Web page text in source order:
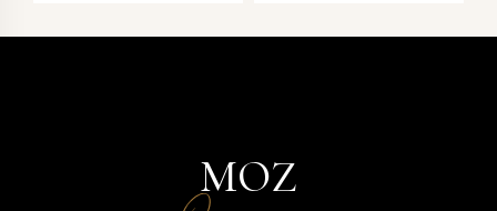
MOZ